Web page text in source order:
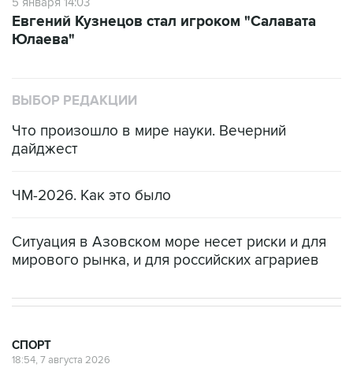
Евгений Кузнецов стал игроком "Салавата
Юлаева"
ВЫБОР РЕДАКЦИИ
Что произошло в мире науки. Вечерний
дайджест
ЧМ-2026. Как это было
Ситуация в Азовском море несет риски и для
мирового рынка, и для российских аграриев
СПОРТ
18:54, 7 августа 2026